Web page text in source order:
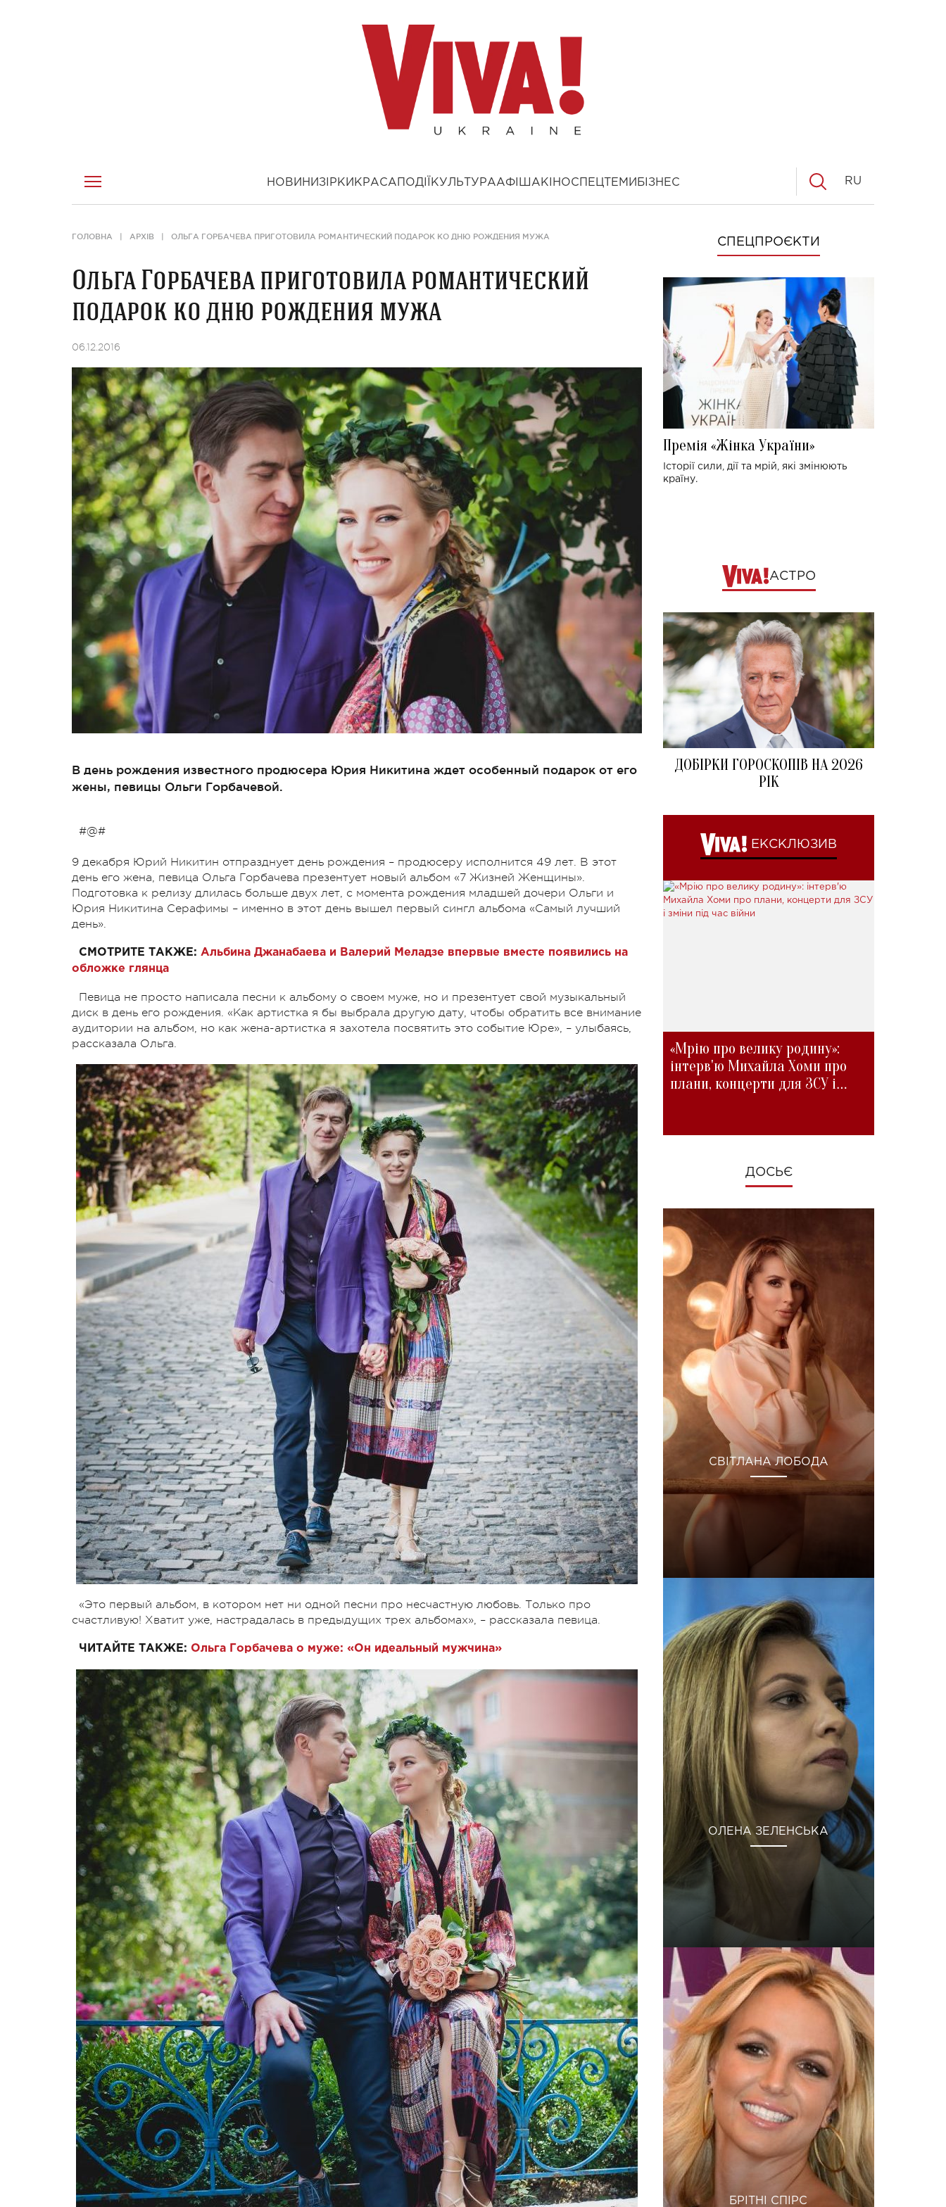
НОВИНИ ЗІРКИ КРАСА ПОДІЇ КУЛЬТУРААФІША КІНОСПЕЦТЕМИ БІЗНЕС RU
ГОЛОВНА АРХІВ ОЛЬГА ГОРБАЧЕВА ПРИГОТОВИЛА РОМАНТИЧЕСКИЙ ПОДАРОК КО ДНЮ РОЖДЕНИЯ МУЖА
Ольга Горбачева приготовила романтический
подарок ко дню рождения мужа
06.12.2016
В день рождения известного продюсера Юрия Никитина ждет особенный подарок от его
жены, певицы Ольги Горбачевой.
#@#
9 декабря Юрий Никитин отпразднует день рождения – продюсеру исполнится 49 лет. В этот
день его жена, певица Ольга Горбачева презентует новый альбом «7 Жизней Женщины».
Подготовка к релизу длилась больше двух лет, с момента рождения младшей дочери Ольги и
Юрия Никитина Серафимы – именно в этот день вышел первый сингл альбома «Самый лучший
день».
СМОТРИТЕ ТАКЖЕ: Альбина Джанабаева и Валерий Меладзе впервые вместе появились на
обложке глянца
Певица не просто написала песни к альбому о своем муже, но и презентует свой музыкальный
диск в день его рождения. «Как артистка я бы выбрала другую дату, чтобы обратить все внимание
аудитории на альбом, но как жена-артистка я захотела посвятить это событие Юре», – улыбаясь,
рассказала Ольга.
«Это первый альбом, в котором нет ни одной песни про несчастную любовь. Только про
счастливую! Хватит уже, настрадалась в предыдущих трех альбомах», – рассказала певица.
ЧИТАЙТЕ ТАКЖЕ: Ольга Горбачева о муже: «Он идеальный мужчина»
СПЕЦПРОЄКТИ
Премія «Жінка України»
Історії сили, дії та мрій, які змінюють
країну.
АСТРО
ДОБІРКИ ГОРОСКОПІВ НА 2026
РІК
ЕКСКЛЮЗИВ
«Мрію про велику родину»:
інтерв'ю Михайла Хоми про
плани, концерти для ЗСУ і
ДОСЬЄ
СВІТЛАНА ЛОБОДА
ОЛЕНА ЗЕЛЕНСЬКА
БРІТНІ СПІРС